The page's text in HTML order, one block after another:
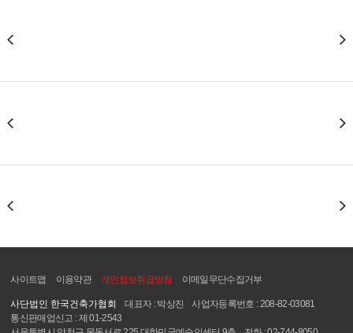
사이트맵 이용약관 개인정보취급방침 이메일무단수집거부
사단법인 한국건축가협회 대표자 : 박상진
사업자등록번호 : 208-82-03081
통신판매업신고 : 제 01-2543